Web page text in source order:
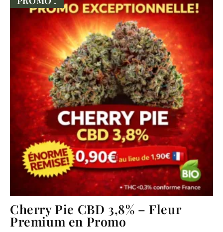
Cherry Pie CBD 3,8% – Fleur
Premium en Promo